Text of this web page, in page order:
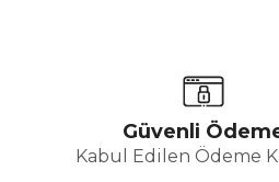
Güvenli
Kabul Edilen Ödeme